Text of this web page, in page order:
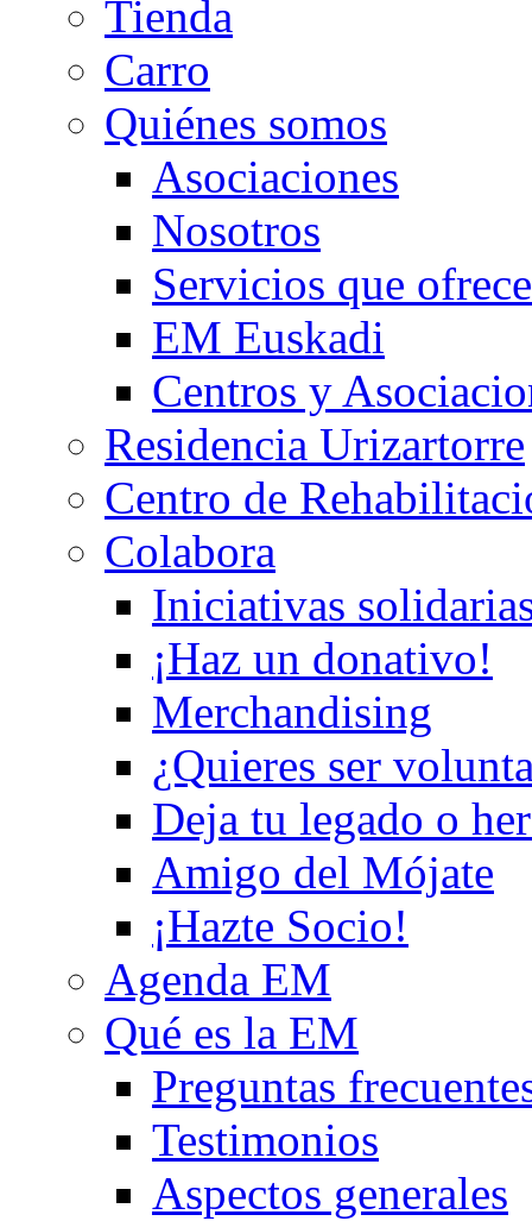
Tienda
Carro
Quiénes somos
Asociaciones
Nosotros
Servicios que
EM Euskadi
Centros y
Residencia Urizartorre
Centro de
Colabora
Iniciativas
¡Haz un donativo!
Merchandising
¿Quieres ser
Deja tu legado o
Amigo del Mójate
¡Hazte Socio!
Agenda EM
Qué es la EM
Preguntas
Testimonios
Aspectos generales